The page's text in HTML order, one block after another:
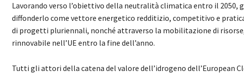
Lavorando verso l’obiettivo della neutralità climatica entro il 2050,
diffonderlo come vettore energetico redditizio, competitivo e
di progetti pluriennali, nonché attraverso la mobilitazione di
rinnovabile nell’UE entro la fine dell’anno.
Tutti gli attori della catena del valore dell’idrogeno dell’European